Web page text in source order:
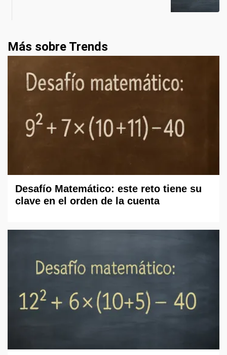
Más sobre Trends
Desafío Matemático: este reto tiene su
clave en el orden de la cuenta